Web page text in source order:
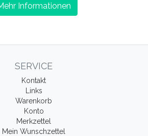
Informationen
SERVICE
Kontakt
Links
Warenkorb
Konto
Merkzettel
Mein Wunschzettel